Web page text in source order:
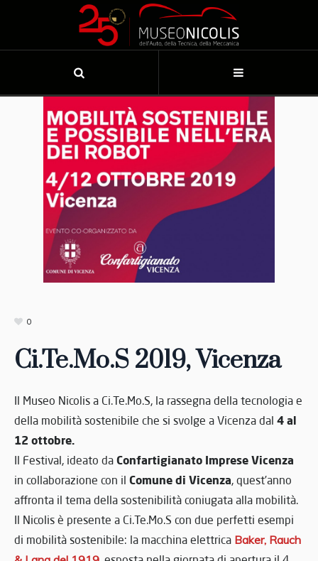
0
Ci.Te.Mo.S 2019, Vicenza
Il Museo Nicolis a Ci.Te.Mo.S, la rassegna della tecnologia e
della mobilità sostenibile che si svolge a Vicenza dal 4 al
12 ottobre.
Il Festival, ideato da Confartigianato Imprese Vicenza
in collaborazione con il Comune di Vicenza, quest’anno
affronta il tema della sostenibilità coniugata alla mobilità.
Il Nicolis è presente a Ci.Te.Mo.S con due perfetti esempi
di mobilità sostenibile: la macchina elettrica Baker, Rauch